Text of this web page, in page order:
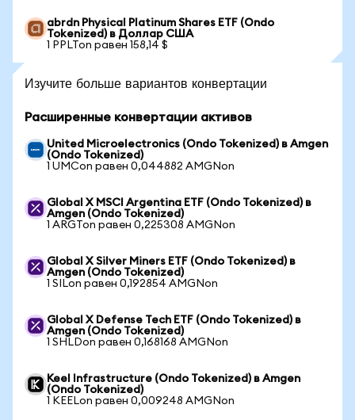
abrdn Physical Platinum Shares ETF (Ondo
Tokenized) в Доллар США
1 PPLTon равен 158,14 $
Изучите больше вариантов конвертации
Расширенные конвертации активов
United Microelectronics (Ondo Tokenized) в Amgen
(Ondo Tokenized)
1 UMCon равен 0,044882 AMGNon
Global X MSCI Argentina ETF (Ondo Tokenized) в
Amgen (Ondo Tokenized)
1 ARGTon равен 0,225308 AMGNon
Global X Silver Miners ETF (Ondo Tokenized) в
Amgen (Ondo Tokenized)
1 SILon равен 0,192854 AMGNon
Global X Defense Tech ETF (Ondo Tokenized) в
Amgen (Ondo Tokenized)
1 SHLDon равен 0,168168 AMGNon
Keel Infrastructure (Ondo Tokenized) в Amgen
(Ondo Tokenized)
1 KEELon равен 0,009248 AMGNon